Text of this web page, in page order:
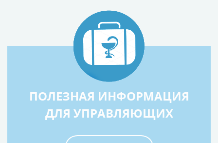
ПОЛЕЗНАЯ ИНФОРМАЦИЯ
ДЛЯ УПРАВЛЯЮЩИХ